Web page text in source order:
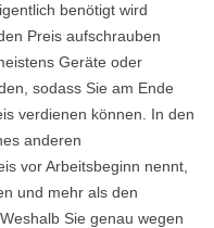
benötigt wird
Preis aufschrauben
Geräte oder
sodass Sie am Ende
verdienen können. In den
anderen
vor Arbeitsbeginn nennt,
und mehr als den
Sie genau wegen